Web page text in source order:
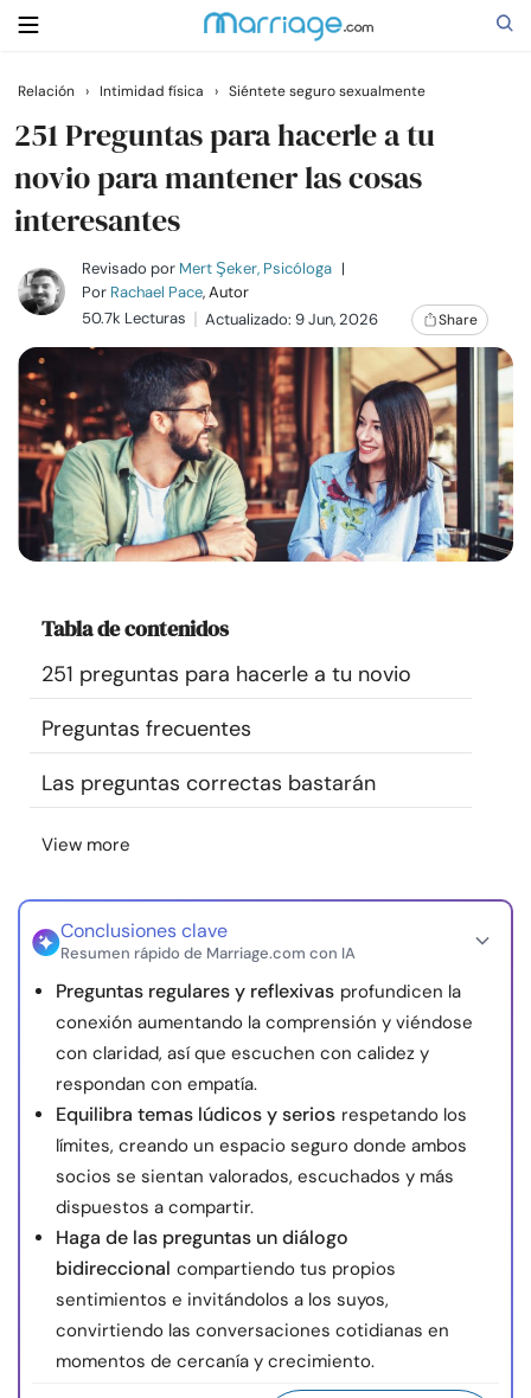
Buscar
Casarse
Relaciones
Familia
Ayuda
Cursos
Recursos
Comunidad
Encuentra un terapeuta
Idioma ES
Sobre nosotros
© Copyright 2026. Todos los derechos reservados.
Relación › Intimidad física › Siéntete seguro sexualmente
251 Preguntas para hacerle a tu
novio para mantener las cosas
interesantes
Revisado por Mert Şeker, Psicóloga |
Por Rachael Pace, Autor
50.7k Lecturas
Actualizado: 9 Jun, 2026 Share
Tabla de contenidos
251 preguntas para hacerle a tu novio
Preguntas frecuentes
Las preguntas correctas bastarán
View more
Conclusiones clave
Resumen rápido de Marriage.com con IA
Preguntas regulares y reflexivas profundicen la
conexión aumentando la comprensión y viéndose
con claridad, así que escuchen con calidez y
respondan con empatía.
Equilibra temas lúdicos y serios respetando los
límites, creando un espacio seguro donde ambos
socios se sientan valorados, escuchados y más
dispuestos a compartir.
Haga de las preguntas un diálogo
bidireccional compartiendo tus propios
sentimientos e invitándolos a los suyos,
convirtiendo las conversaciones cotidianas en
momentos de cercanía y crecimiento.